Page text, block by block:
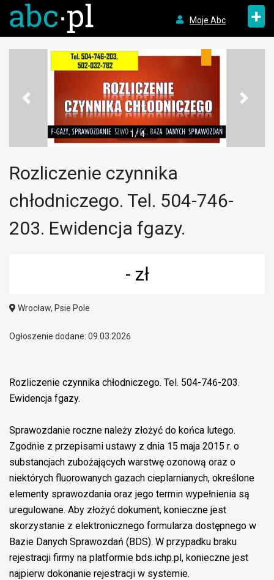
Moje Abc +
1/ 4
Rozliczenie czynnika
chłodniczego. Tel. 504-746-
203. Ewidencja fgazy.
- zł
Wrocław, Psie Pole
Ogłoszenie dodane: 09.03.2026
Rozliczenie czynnika chłodniczego. Tel. 504-746-203.
Ewidencja fgazy.
Sprawozdanie roczne należy złożyć do końca lutego.
Zgodnie z przepisami ustawy z dnia 15 maja 2015 r. o
substancjach zubożających warstwę ozonową oraz o
niektórych fluorowanych gazach cieplarnianych, określone
elementy sprawozdania oraz jego termin wypełnienia są
uregulowane. Aby złożyć dokument, konieczne jest
skorzystanie z elektronicznego formularza dostępnego w
Bazie Danych Sprawozdań (BDS). W przypadku braku
rejestracji firmy na platformie bds.ichp.pl, konieczne jest
najpierw dokonanie rejestracji w systemie.